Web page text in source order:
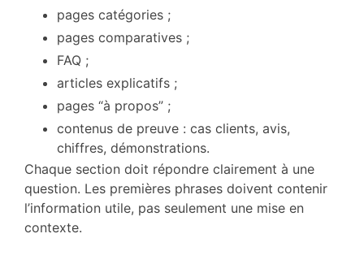
pages catégories ;
pages comparatives ;
FAQ ;
articles explicatifs ;
pages “à propos” ;
contenus de preuve : cas clients, avis,
chiffres, démonstrations.
Chaque section doit répondre clairement à une
question. Les premières phrases doivent contenir
l’information utile, pas seulement une mise en
contexte.